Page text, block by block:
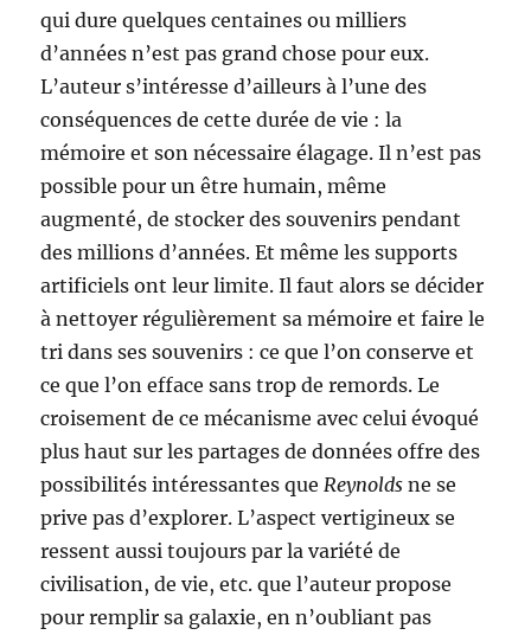
qui dure quelques centaines ou milliers
d’années n’est pas grand chose pour eux.
L’auteur s’intéresse d’ailleurs à l’une des
conséquences de cette durée de vie : la
mémoire et son nécessaire élagage. Il n’est pas
possible pour un être humain, même
augmenté, de stocker des souvenirs pendant
des millions d’années. Et même les supports
artificiels ont leur limite. Il faut alors se décider
à nettoyer régulièrement sa mémoire et faire le
tri dans ses souvenirs : ce que l’on conserve et
ce que l’on efface sans trop de remords. Le
croisement de ce mécanisme avec celui évoqué
plus haut sur les partages de données offre des
possibilités intéressantes queReynolds ne se
prive pas d’explorer. L’aspect vertigineux se
ressent aussi toujours par la variété de
civilisation, de vie, etc. que l’auteur propose
pour remplir sa galaxie, en n’oubliant pas